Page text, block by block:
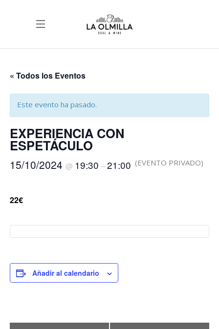
« Todos los Eventos
Este evento ha pasado.
EXPERIENCIA CON
ESPETÁCULO
15/10/2024 @ 19:30 –21:00 (EVENTO PRIVADO)
22€
Añadir al calendario